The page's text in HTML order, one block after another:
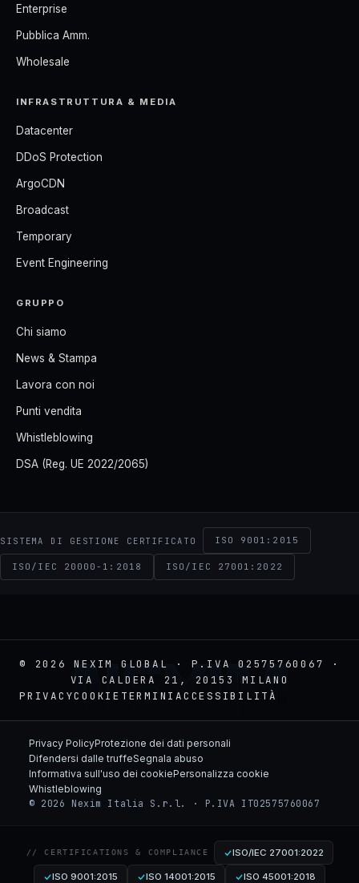
Enterprise
Pubblica Amm.
Wholesale
INFRASTRUTTURA & MEDIA
Datacenter
DDoS Protection
ArgoCDN
Broadcast
Temporary
Event Engineering
GRUPPO
Chi siamo
News & Stampa
Lavora con noi
Punti vendita
Whistleblowing
DSA (Reg. UE 2022/2065)
SISTEMA DI GESTIONE CERTIFICATO ISO 9001:2015
ISO/IEC 20000-1:2018 ISO/IEC 27001:2022
© 2026 NEXIM GLOBAL · P.IVA 02575760067 ·
VIA CALDERA 21, 20153 MILANO
PRIVACYCOOKIE TERMINI ACCESSIBILITÀ
NEXIM
Privacy PolicyProtezione dei dati personali
Difendersi dalle truffeSegnala abuso
Informativa sull'uso dei cookiePersonalizza cookie
Whistleblowing
© 2026 Nexim Italia S.r.l. · P.IVA IT02575760067
// CERTIFICATIONS & COMPLIANCE ISO/IEC 27001:2022
ISO 9001:2015 ISO 14001:2015 ISO 45001:2018